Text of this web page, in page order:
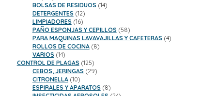
productos
BOLSAS DE RESIDUOS 1414
DETERGENTES 1212
productos
LIMPIADORES 1616
productos
PAÑO ESPONJAS Y CEPILLOS 5858
productos
PARA MAQUINAS LAVAVAJILLAS Y CAFETERAS 44
ROLLOS DE COCINA 88
VARIOS 1414
productos
CONTROL DE PLAGAS 125125
productos
CEBOS, JERINGAS 2929
CITRONELLA 1010
productos
ESPIRALES Y APARATOS 88